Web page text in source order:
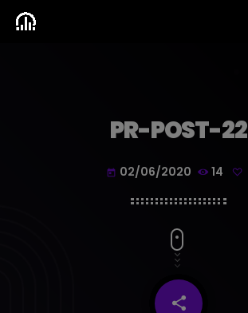
PR-POST-22
today 02/06/2020 14
share
email